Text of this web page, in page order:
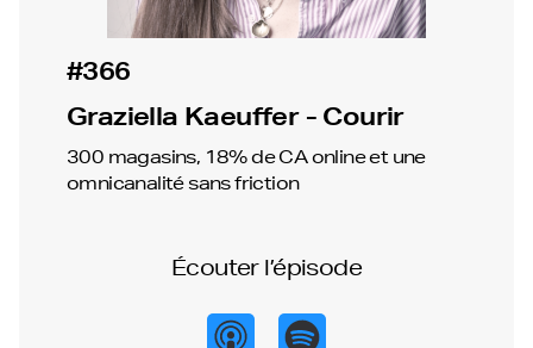
#366
Graziella Kaeuffer - Courir
300 magasins, 18% de CA online et une
omnicanalité sans friction
Écouter l’épisode